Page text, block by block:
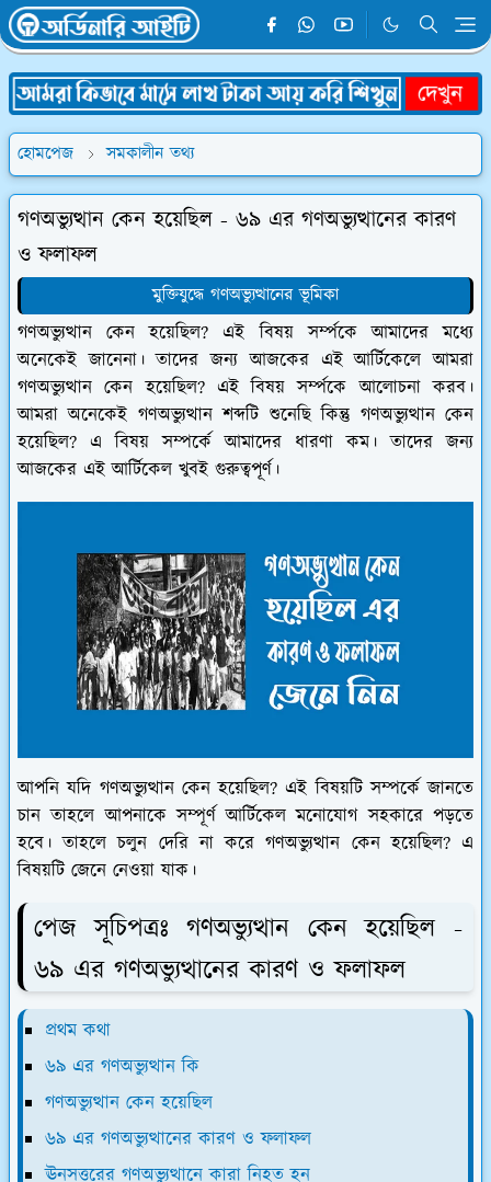
হোমপেজ সমকালীন তথ্য
গণঅভ্যুত্থান কেন হয়েছিল - ৬৯ এর গণঅভ্যুত্থানের কারণ
ও ফলাফল
মুক্তিযুদ্ধে গণঅভ্যুত্থানের ভূমিকা
গণঅভ্যুত্থান কেন হয়েছিল? এই বিষয় সর্ম্পকে আমাদের মধ্যে
অনেকেই জানেনা। তাদের জন্য আজকের এই আর্টিকেলে আমরা
গণঅভ্যুত্থান কেন হয়েছিল? এই বিষয় সর্ম্পকে আলোচনা করব।
আমরা অনেকেই গণঅভ্যুত্থান শব্দটি শুনেছি কিন্তু গণঅভ্যুত্থান কেন
হয়েছিল? এ বিষয় সম্পর্কে আমাদের ধারণা কম। তাদের জন্য
আজকের এই আর্টিকেল খুবই গুরুত্বপূর্ণ।
আপনি যদি গণঅভ্যুত্থান কেন হয়েছিল? এই বিষয়টি সম্পর্কে জানতে
চান তাহলে আপনাকে সম্পূর্ণ আর্টিকেল মনোযোগ সহকারে পড়তে
হবে। তাহলে চলুন দেরি না করে গণঅভ্যুত্থান কেন হয়েছিল? এ
বিষয়টি জেনে নেওয়া যাক।
পেজ সূচিপত্রঃ গণঅভ্যুত্থান কেন হয়েছিল -
৬৯ এর গণঅভ্যুত্থানের কারণ ও ফলাফল
প্রথম কথা
৬৯ এর গণঅভ্যুত্থান কি
গণঅভ্যুত্থান কেন হয়েছিল
৬৯ এর গণঅভ্যুত্থানের কারণ ও ফলাফল
ঊনসত্তরের গণঅভ্যুত্থানে কারা নিহত হন